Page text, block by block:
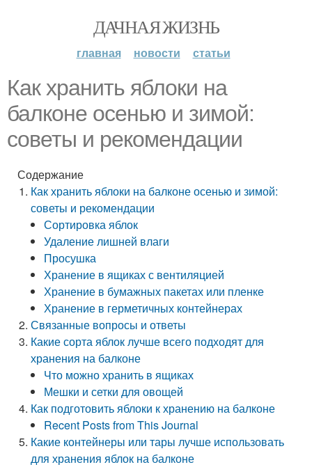
ДАЧНАЯ ЖИЗНЬ
главная новости статьи
Как хранить яблоки на
балконе осенью и зимой:
советы и рекомендации
Содержание
Как хранить яблоки на балконе осенью и зимой:
советы и рекомендации
Сортировка яблок
Удаление лишней влаги
Просушка
Хранение в ящиках с вентиляцией
Хранение в бумажных пакетах или пленке
Хранение в герметичных контейнерах
Связанные вопросы и ответы
Какие сорта яблок лучше всего подходят для
хранения на балконе
Что можно хранить в ящиках
Мешки и сетки для овощей
Как подготовить яблоки к хранению на балконе
Recent Posts from This Journal
Какие контейнеры или тары лучше использовать
для хранения яблок на балконе